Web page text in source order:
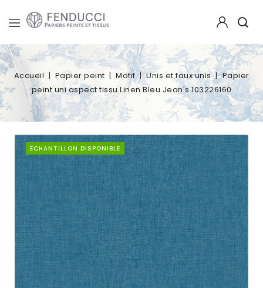
Accueil Papier peint Motif Unis et faux unis
Papier
peint uni aspect tissu Linen Bleu Jean's 103226160
ECHANTILLON DISPONIBLE